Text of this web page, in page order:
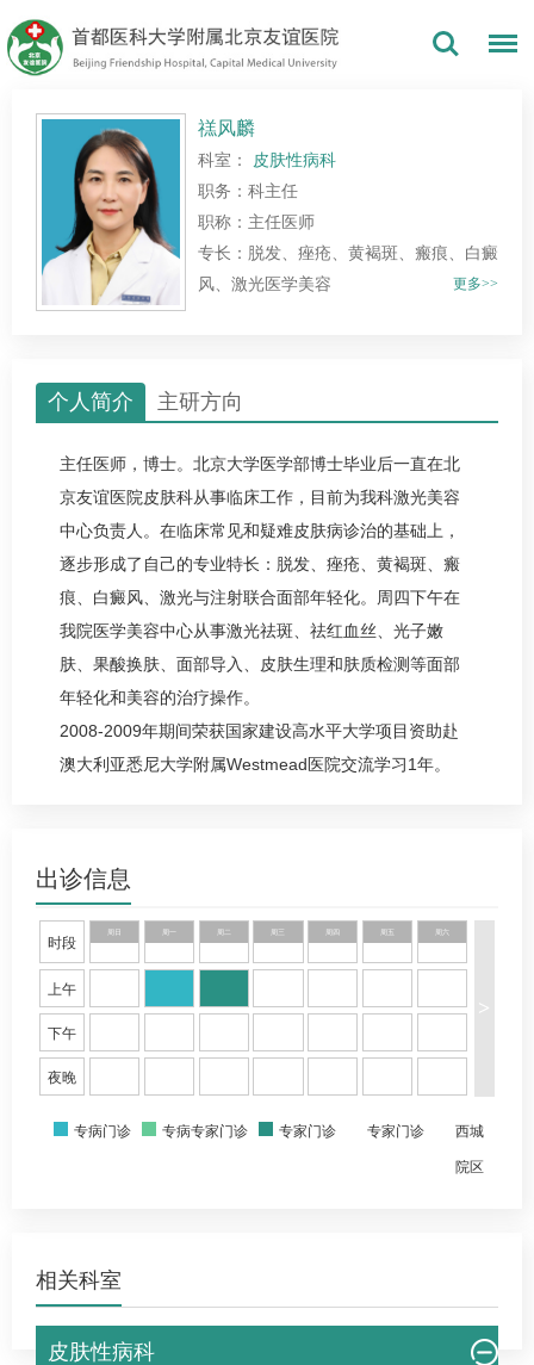
禚风麟
科室：
皮肤性病科
职务：科主任
职称：主任医师
专长：脱发、痤疮、黄褐斑、瘢痕、白癜
风、激光医学美容
更多>>
个人简介 主研方向
主任医师，博士。北京大学医学部博士毕业后一直在北
京友谊医院皮肤科从事临床工作，目前为我科激光美容
中心负责人。在临床常见和疑难皮肤病诊治的基础上，
逐步形成了自己的专业特长：脱发、痤疮、黄褐斑、瘢
痕、白癜风、激光与注射联合面部年轻化。周四下午在
我院医学美容中心从事激光祛斑、祛红血丝、光子嫩
肤、果酸换肤、面部导入、皮肤生理和肤质检测等面部
年轻化和美容的治疗操作。
2008-2009年期间荣获国家建设高水平大学项目资助赴
澳大利亚悉尼大学附属Westmead医院交流学习1年。
平。
京医师协会皮肤科专科医师分会理事；北京中西医结合
学会医学美容专业委员会现代医学美容学组副组长;中国
整形美容协会毛发医学分会委员；中华医学会皮肤性病
学分会“皮肤病数字化诊断亚学组”（数字病理方向）专
家；中国临床医生杂志特约编委。
出诊信息
时段
上午
下午
夜晚
周日 周一 周三 周四 周五 周六
>
专病门诊 专病专家门诊 专家门诊 专家门诊 西城
院区
相关科室
皮肤性病科